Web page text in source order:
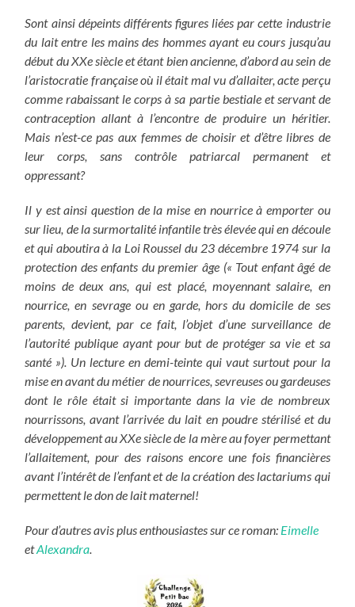
Sont ainsi dépeints différents figures liées par cette industrie
du lait entre les mains des hommes ayant eu cours jusqu’au
début du XXe siècle et étant bien ancienne, d’abord au sein de
l’aristocratie française où il était mal vu d’allaiter, acte perçu
comme rabaissant le corps à sa partie bestiale et servant de
contraception allant à l’encontre de produire un héritier.
Mais n’est-ce pas aux femmes de choisir et d’être libres de
leur corps, sans contrôle patriarcal permanent et
oppressant?
Il y est ainsi question de la mise en nourrice à emporter ou
sur lieu, de la surmortalité infantile très élevée qui en découle
et qui aboutira à la Loi Roussel du 23 décembre 1974 sur la
protection des enfants du premier âge (« Tout enfant âgé de
moins de deux ans, qui est placé, moyennant salaire, en
nourrice, en sevrage ou en garde, hors du domicile de ses
parents, devient, par ce fait, l’objet d’une surveillance de
l’autorité publique ayant pour but de protéger sa vie et sa
santé »). Un lecture en demi-teinte qui vaut surtout pour la
mise en avant du métier de nourrices, sevreuses ou gardeuses
dont le rôle était si importante dans la vie de nombreux
nourrissons, avant l’arrivée du lait en poudre stérilisé et du
développement au XXe siècle de la mère au foyer permettant
l’allaitement, pour des raisons encore une fois financières
avant l’intérêt de l’enfant et de la création des lactariums qui
permettent le don de lait maternel!
Pour d’autres avis plus enthousiastes sur ce roman: Eimelle
etAlexandra